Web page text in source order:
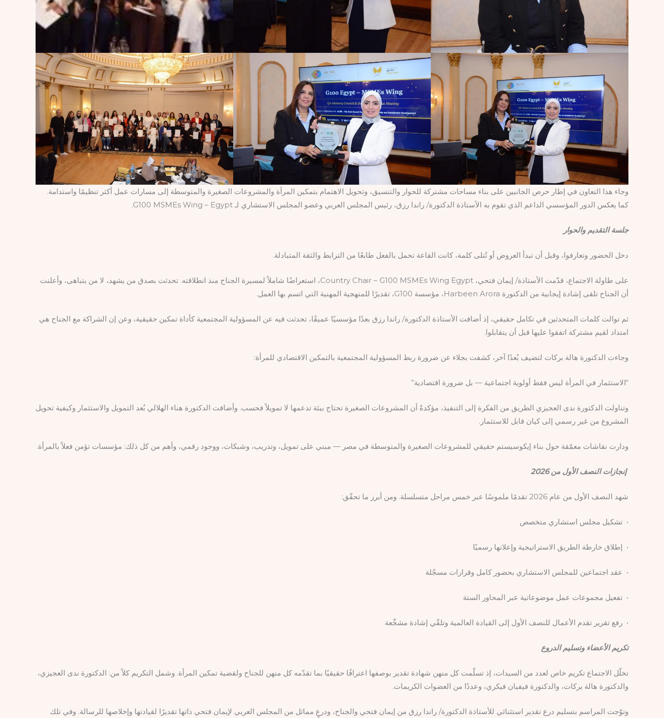
وجاء هذا التعاون في إطار حرص الجانبين على بناء مساحات مشتركة للحوار والتنسيق، وتحويل الاهتمام بتمكين المرأة والمشروعات الصغيرة والمتوسطة إلى مسارات عمل أكثر تنظيمًا واستدامة.
كما يعكس الدور المؤسسي الداعم الذي تقوم به الأستاذة الدكتورة/ راندا رزق، رئيس المجلس العربي وعضو المجلس الاستشاري لـ G100 MSMEs Wing – Egypt.
جلسة التقديم والحوار
دخل الحضور وتعارفوا، وقبل أن تبدأ العروض أو تُتلى كلمة، كانت القاعة تحمل بالفعل طابعًا من الترابط والثقة المتبادلة.
على طاولة الاجتماع، قدّمت الأستاذة/ إيمان فتحي، Country Chair – G100 MSMEs Wing Egypt، استعراضًا شاملاً لمسيرة الجناح منذ انطلاقته. تحدثت بصدق من يشهد، لا من يتباهى، وأعلنت
أن الجناح تلقى إشادة إيجابية من الدكتورة Harbeen Arora، مؤسسة G100، تقديرًا للمنهجية المهنية التي اتسم بها العمل.
ثم توالت كلمات المتحدثين في تكامل حقيقي، إذ أضافت الأستاذة الدكتورة/ راندا رزق بعدًا مؤسسيًا عميقًا، تحدثت فيه عن المسؤولية المجتمعية كأداة تمكين حقيقية، وعن إن الشراكة مع الجناح هي
امتداد لقيم مشتركة اتفقوا عليها قبل أن يتقابلوا.
وجاءت الدكتورة هالة بركات لتضيف بُعدًا آخر، كشفت بجلاء عن ضرورة ربط المسؤولية المجتمعية بالتمكين الاقتصادي للمرأة:
“الاستثمار في المرأة ليس فقط أولوية اجتماعية — بل ضرورة اقتصادية”
وتناولت الدكتورة ندى العجيزي الطريق من الفكرة إلى التنفيذ، مؤكدةً أن المشروعات الصغيرة تحتاج بيئة تدعمها لا تمويلاً فحسب. وأضافت الدكتورة هناء الهلالي بُعد التمويل والاستثمار وكيفية تحويل
المشروع من غير رسمي إلى كيان قابل للاستثمار.
ودارت نقاشات معمّقة حول بناء إيكوسيستم حقيقي للمشروعات الصغيرة والمتوسطة في مصر — مبني على تمويل، وتدريب، وشبكات، ووجود رقمي، وأهم من كل ذلك: مؤسسات تؤمن فعلاً بالمرأة.
إنجازات النصف الأول من 2026
شهد النصف الأول من عام 2026 تقدمًا ملموسًا عبر خمس مراحل متسلسلة. ومن أبرز ما تحقّق:
• تشكيل مجلس استشاري متخصص
• إطلاق خارطة الطريق الاستراتيجية وإعلانها رسميًا
• عقد اجتماعين للمجلس الاستشاري بحضور كامل وقرارات مسجّلة
• تفعيل مجموعات عمل موضوعاتية عبر المحاور الستة
• رفع تقرير تقدم الأعمال للنصف الأول إلى القيادة العالمية وتلقّي إشادة مشجِّعة
تكريم الأعضاء وتسليم الدروع
تخلّل الاجتماع تكريم خاص لعدد من السيدات، إذ تسلّمت كل منهن شهادة تقدير بوصفها اعترافًا حقيقيًا بما تقدّمه كل منهن للجناح ولقضية تمكين المرأة. وشمل التكريم كلاً من: الدكتورة ندى العجيزي،
والدكتورة هالة بركات، والدكتورة فيفيان فيكري، وعددًا من العضوات الكريمات.
وتوّجت المراسم بتسليم درع تقدير استثنائي للأستاذة الدكتورة/ راندا رزق من إيمان فتحي والجناح، ودرعٍ مماثل من المجلس العربي لإيمان فتحي ذاتها تقديرًا لقيادتها وإخلاصها للرسالة. وفي تلك